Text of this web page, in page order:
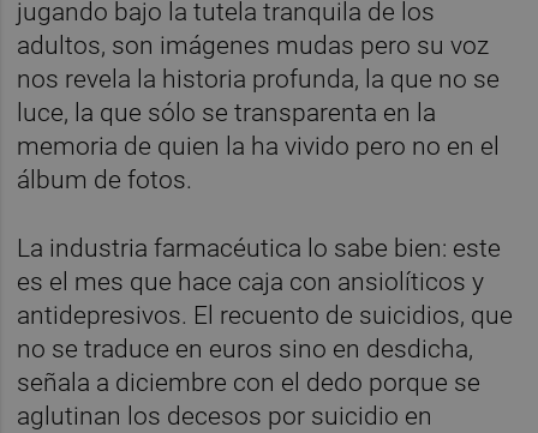
jugando bajo la tutela tranquila de los
adultos, son imágenes mudas pero su voz
nos revela la historia profunda, la que no se
luce, la que sólo se transparenta en la
memoria de quien la ha vivido pero no en el
álbum de fotos.
La industria farmacéutica lo sabe bien: este
es el mes que hace caja con ansiolíticos y
antidepresivos. El recuento de suicidios, que
no se traduce en euros sino en desdicha,
señala a diciembre con el dedo porque se
aglutinan los decesos por suicidio en